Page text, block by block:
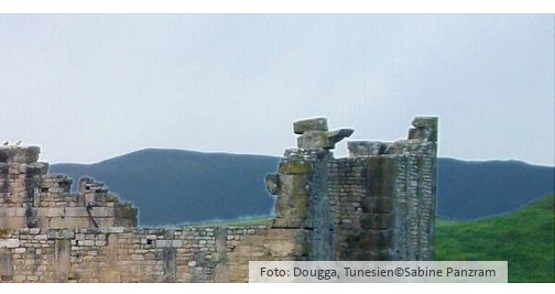
Foto: Dougga, Tunesien©Sabine Panzram